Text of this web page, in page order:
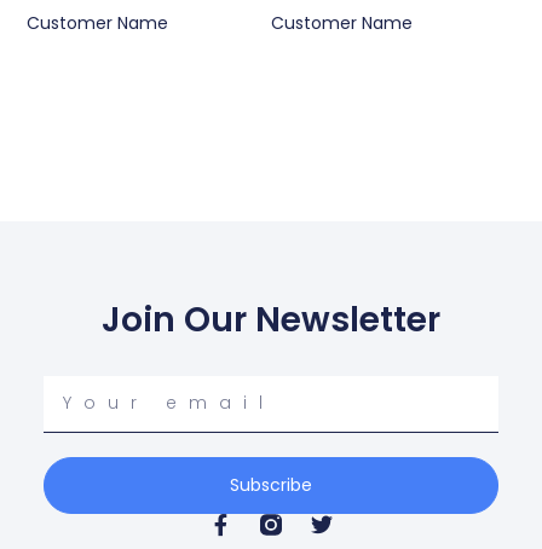
Customer Name
Customer Name
Join Our Newsletter
email
Subscribe
F
T